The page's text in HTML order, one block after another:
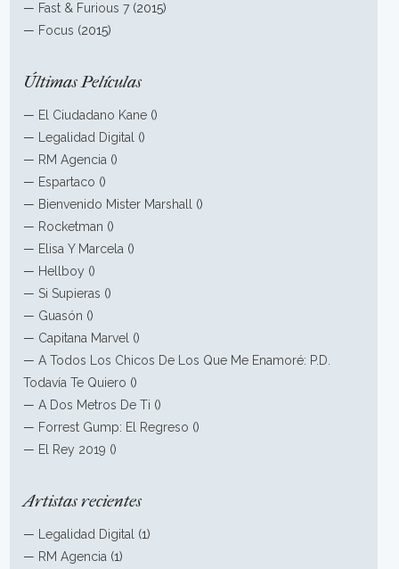
— Fast & Furious 7 (2015)
— Focus (2015)
Últimas Películas
— El Ciudadano Kane ()
—
Legalidad Digital
()
— RM Agencia ()
— Espartaco ()
— Bienvenido Mister Marshall
()
— Rocketman ()
— Elisa Y Marcela ()
— Hellboy ()
—Si Supieras ()
— Guasón ()
— Capitana Marvel ()
—A Todos Los Chicos De Los Que Me Enamoré: P.D.
Todavía Te Quiero ()
—A Dos Metros De Ti ()
— Forrest Gump: El Regreso ()
— El Rey 2019 ()
Artistas recientes
— Legalidad Digital
(1)
— RM Agencia (1)